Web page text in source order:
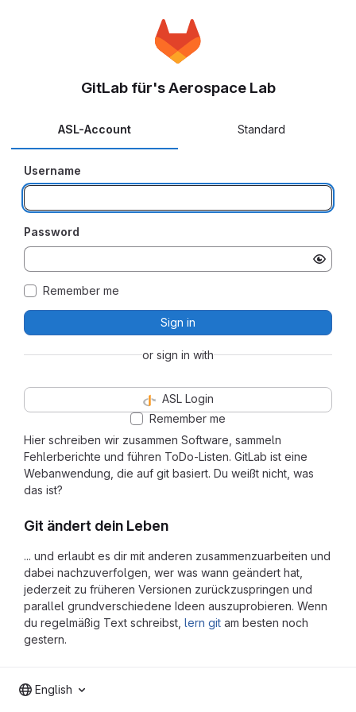
Hier schreiben wir zusammen Software, sammeln
Fehlerberichte und führen ToDo-Listen. GitLab ist eine
Webanwendung, die auf git basiert. Du weißt nicht, was
das ist?
Git ändert dein Leben
... und erlaubt es dir mit anderen zusammenzuarbeiten und
dabei nachzuverfolgen, wer was wann geändert hat,
jederzeit zu früheren Versionen zurückzuspringen und
parallel grundverschiedene Ideen auszuprobieren. Wenn
du regelmäßig Text schreibst, lern git am besten noch
gestern.
GitLab für's Aerospace Lab
ASL-Account Standard
Username
Password
Remember me
Sign in
or sign in with
ASL Login
Remember me
English